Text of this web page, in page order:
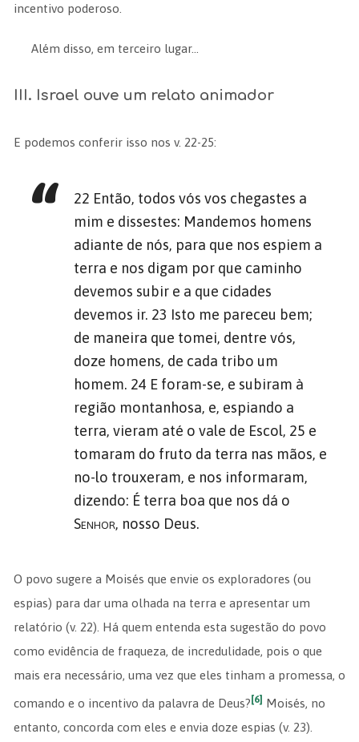
incentivo poderoso.
Além disso, em terceiro lugar…
III. Israel ouve um relato animador
E podemos conferir isso nos v. 22-25:
22 Então, todos vós vos chegastes a
mim e dissestes: Mandemos homens
adiante de nós, para que nos espiem a
terra e nos digam por que caminho
devemos subir e a que cidades
devemos ir. 23 Isto me pareceu bem;
de maneira que tomei, dentre vós,
doze homens, de cada tribo um
homem. 24 E foram-se, e subiram à
região montanhosa, e, espiando a
terra, vieram até o vale de Escol, 25 e
tomaram do fruto da terra nas mãos, e
no-lo trouxeram, e nos informaram,
dizendo: É terra boa que nos dá o
Senhor, nosso Deus.
O povo sugere a Moisés que envie os exploradores (ou
espias) para dar uma olhada na terra e apresentar um
relatório (v. 22). Há quem entenda esta sugestão do povo
como evidência de fraqueza, de incredulidade, pois o que
mais era necessário, uma vez que eles tinham a promessa, o
comando e o incentivo da palavra de Deus? [6] Moisés, no
entanto, concorda com eles e envia doze espias (v. 23).